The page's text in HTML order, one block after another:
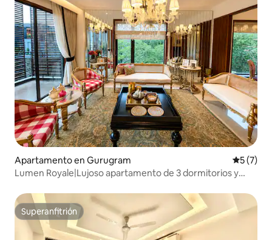
Apartamento en Gurugram
5 (7)
Lumen Royale|Lujoso apartamento de 3 dormitorios y
Superanfitrión
Superanfitrión